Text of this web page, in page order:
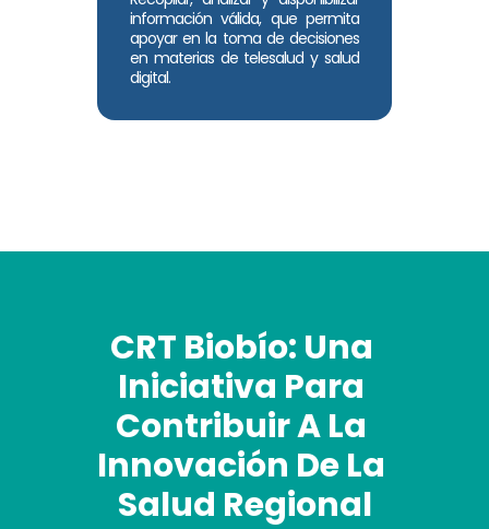
información válida, que permita
apoyar en la toma de decisiones
en materias de telesalud y salud
digital.
CRT Biobío: Una
Iniciativa Para
Contribuir A La
Innovación De La
Salud Regional